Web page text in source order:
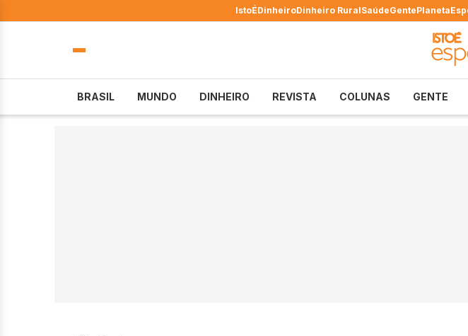
IstoÉDinheiroDinheiro RuralSaúdeGentePlaneta
BRASIL MUNDO DINHEIRO REVISTA COLUNAS GENTE